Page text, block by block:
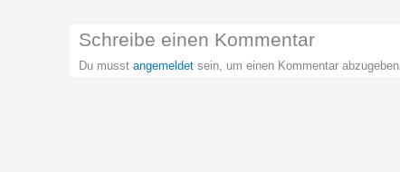
Schreibe einen Kommentar
Du musst angemeldet sein, um einen Kommentar abzugeben.